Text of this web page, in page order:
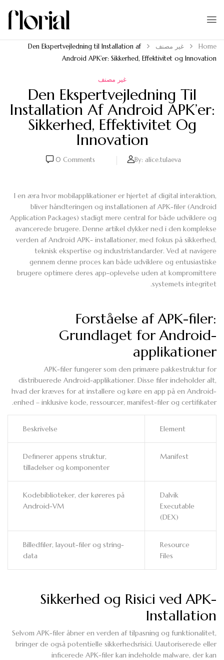
Home غير مصنف
Den Ekspertvejledning til Installation af
Android APK’er: Sikkerhed, Effektivitet og Innovation
غير مصنف
Den Ekspertvejledning Til
Installation Af Android APK’er:
Sikkerhed, Effektivitet Og
Innovation
By: alice.tulaeva
0 Comments
I en æra hvor mobilapplikationer er hjertet af digital interaktion,
bliver håndteringen og installationen af APK-filer (Android
Application Packages) stadigt mere central for både udviklere og
avancerede brugere. Denne artikel dykker ned i den komplekse
verden af Android APK- installationer, med fokus på sikkerhed,
teknisk ekspertise og industristandarder. Ved at navigere
gennem denne proces kan både udviklere og entusiastiske
brugere optimere deres app-oplevelse uden at kompromittere
systemets integritet.
Forståelse af APK-filer:
Grundlaget for Android-
applikationer
APK-filer fungerer som den primære pakkestruktur for
distribuerede Android-applikationer. Disse filer indeholder alt,
hvad der kræves for at installere og køre en app på en Android-
enhed – inklusive kode, ressourcer, manifest-filer og certifikater.
Element
Beskrivelse
Manifest
Definerer appens struktur,
tilladelser og komponenter
Dalvik
Executable
(DEX)
Kodebiblioteker, der køreres på
Android-VM
Resource
Files
Billedfiler, layout-filer og string-
data
Sikkerhed og Risici ved APK-
Installation
Selvom APK-filer åbner en verden af tilpasning og funktionalitet,
bringer de også potentielle sikkerhedsrisici. Uautoriserede eller
inficerede APK-filer kan indeholde malware, der kan